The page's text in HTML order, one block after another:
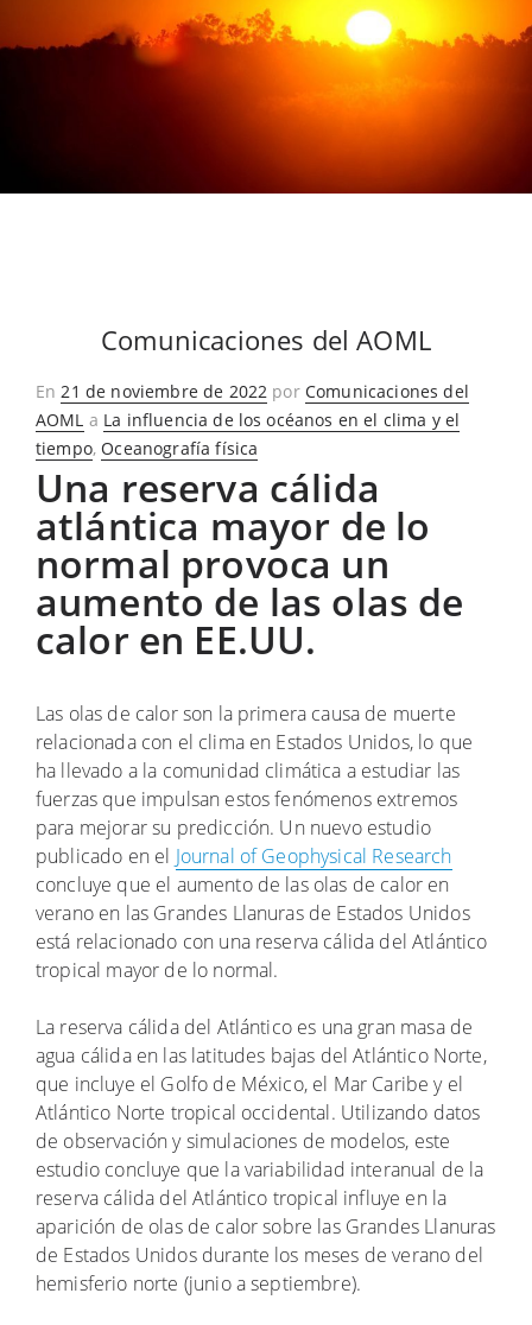
Comunicaciones del AOML
En Publicado
en
21 de noviembre de 2022 por Comunicaciones del
AOML a La influencia de los océanos en el clima y el
tiempo,Oceanografía física
Una reserva cálida
atlántica mayor de lo
normal provoca un
aumento de las olas de
calor en EE.UU.
Las olas de calor son la primera causa de muerte
relacionada con el clima en Estados Unidos, lo que
ha llevado a la comunidad climática a estudiar las
fuerzas que impulsan estos fenómenos extremos
para mejorar su predicción. Un nuevo estudio
publicado en el Journal of Geophysical Research
concluye que el aumento de las olas de calor en
verano en las Grandes Llanuras de Estados Unidos
está relacionado con una reserva cálida del Atlántico
tropical mayor de lo normal.
La reserva cálida del Atlántico es una gran masa de
agua cálida en las latitudes bajas del Atlántico Norte,
que incluye el Golfo de México, el Mar Caribe y el
Atlántico Norte tropical occidental. Utilizando datos
de observación y simulaciones de modelos, este
estudio concluye que la variabilidad interanual de la
reserva cálida del Atlántico tropical influye en la
aparición de olas de calor sobre las Grandes Llanuras
de Estados Unidos durante los meses de verano del
hemisferio norte (junio a septiembre).